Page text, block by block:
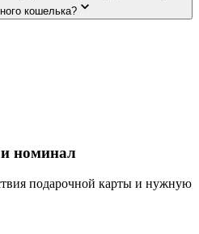
кошелька?
номинал
подарочной карты и нужную